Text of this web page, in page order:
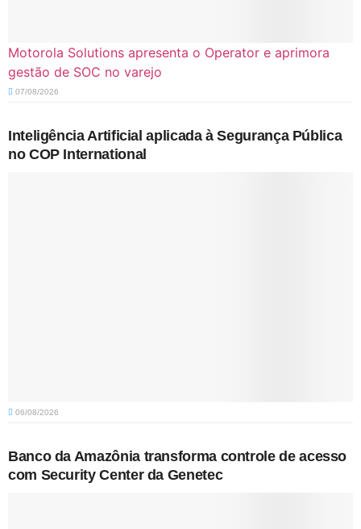
Motorola Solutions apresenta o Operator e aprimora
gestão de SOC no varejo
07/08/2026
Inteligência Artificial aplicada à Segurança Pública
no COP International
06/08/2026
Banco da Amazônia transforma controle de acesso
com Security Center da Genetec